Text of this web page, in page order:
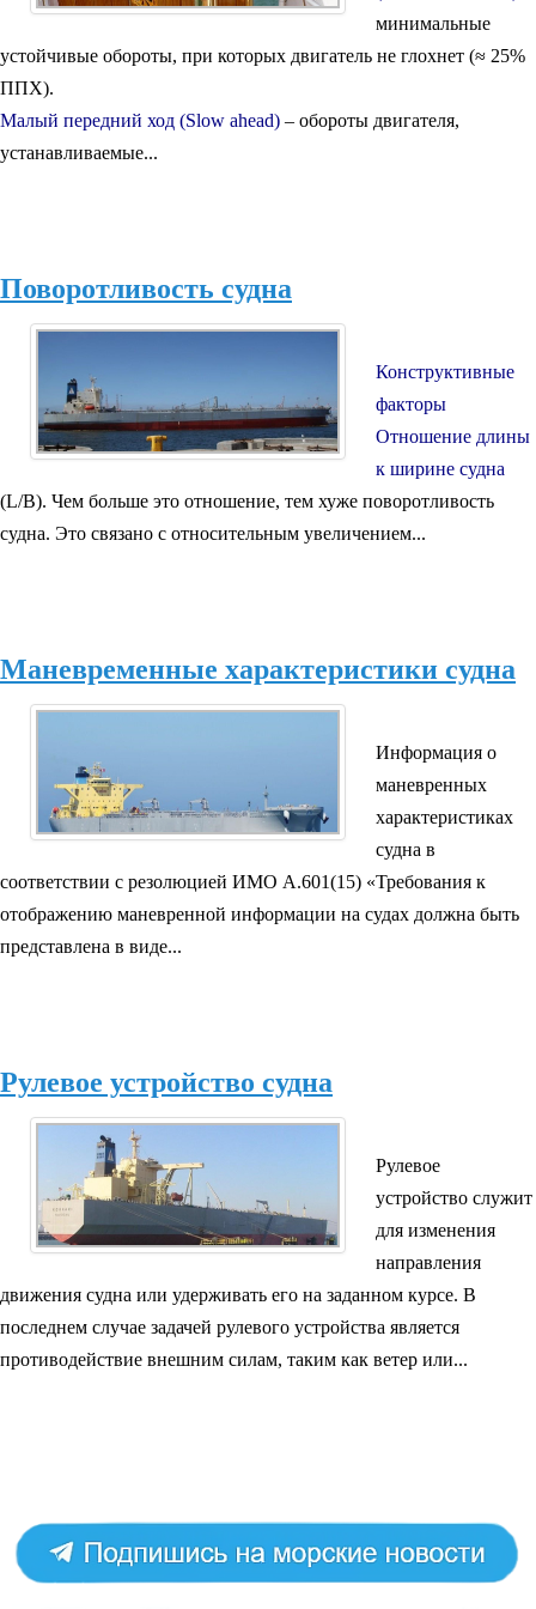
минимальные
устойчивые обороты, при которых двигатель не глохнет (≈ 25%
ППХ).
Малый передний ход (Slow ahead) – обороты двигателя,
устанавливаемые...
Поворотливость судна
Конструктивные
факторы
Отношение длины
к ширине судна
(L/B). Чем больше это отношение, тем хуже поворотливость
судна. Это связано с относительным увеличением...
Маневременные характеристики судна
Информация о
маневренных
характеристиках
судна в
соответствии с резолюцией ИМО А.601(15) «Требования к
отображению маневренной информации на судах должна быть
представлена в виде...
Рулевое устройство судна
Рулевое
устройство служит
для изменения
направления
движения судна или удерживать его на заданном курсе. В
последнем случае задачей рулевого устройства является
противодействие внешним силам, таким как ветер или...